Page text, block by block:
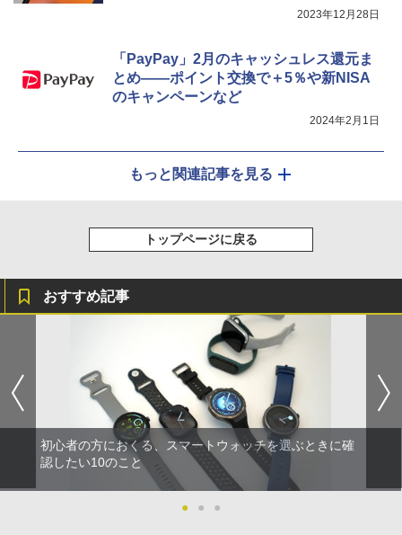
2023年12月28日
「PayPay」2月のキャッシュレス還元ま
とめ――ポイント交換で＋5％や新NISA
のキャンペーンなど
2024年2月1日
もっと関連記事を見る
トップページに戻る
おすすめ記事
初心者の方におくる、スマートウォッチを選ぶときに確
認したい10のこと
● ● ●